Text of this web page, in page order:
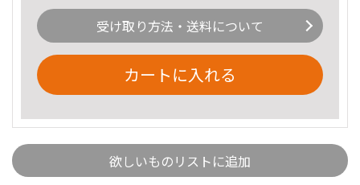
受け取り方法・送料について
カートに入れる
欲しいものリストに追加